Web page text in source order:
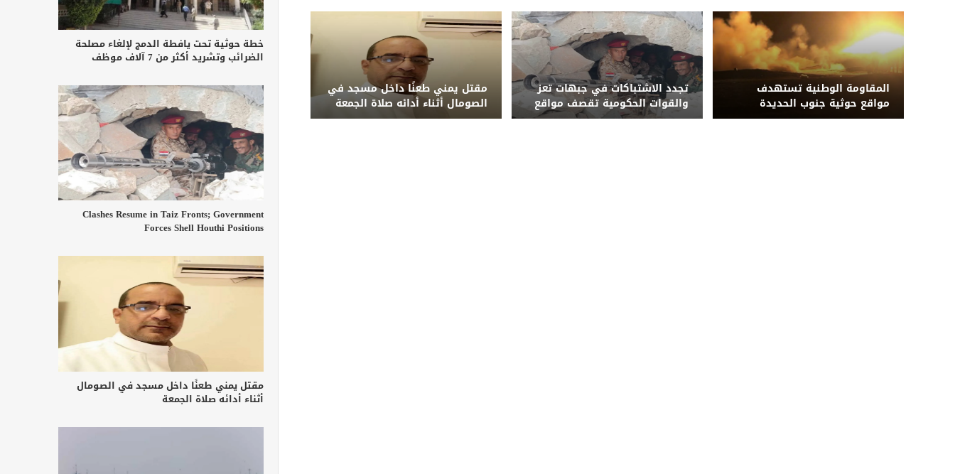
المقاومة الوطنية تستهدف
مواقع حوثية جنوب الحديدة
وتضرب مراكز قيادة وتحصينات
تجدد الاشتباكات في جبهات تعز
والقوات الحكومية تقصف مواقع
حوثية
مقتل يمني طعنًا داخل مسجد في
الصومال أثناء أدائه صلاة الجمعة
خطة حوثية تحت يافطة الدمج لإلغاء مصلحة
الضرائب وتشريد أكثر من 7 آلاف موظف
Clashes Resume in Taiz Fronts; Government
Forces Shell Houthi Positions
مقتل يمني طعنًا داخل مسجد في الصومال
أثناء أدائه صلاة الجمعة